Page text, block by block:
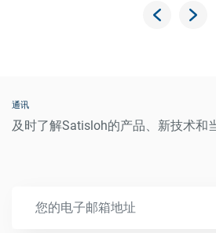
通讯
及时了解Satisloh的产品、新技术和